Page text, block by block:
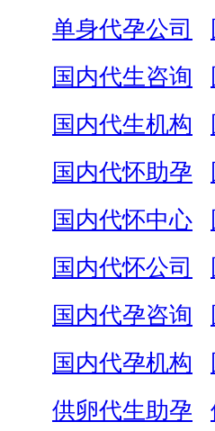
单身代孕公司
国内代生咨询
国内代生机构
国内代怀助孕
国内代怀中心
国内代怀公司
国内代孕咨询
国内代孕机构
供卵代生助孕